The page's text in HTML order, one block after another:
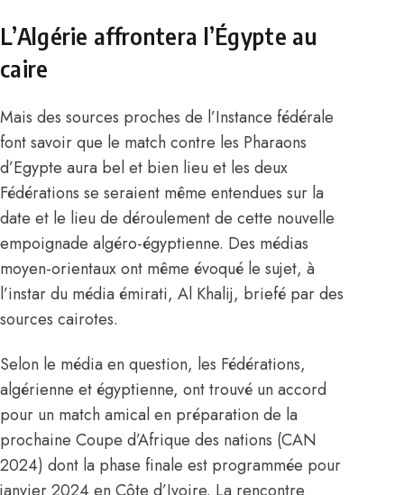
L’Algérie affrontera l’Égypte au
caire
Mais des sources proches de l’Instance fédérale
font savoir que le match contre les Pharaons
d’Egypte aura bel et bien lieu et les deux
Fédérations se seraient même entendues sur la
date et le lieu de déroulement de cette nouvelle
empoignade algéro-égyptienne. Des médias
moyen-orientaux ont même évoqué le sujet, à
l’instar du média émirati, Al Khalij, briefé par des
sources cairotes.
Selon le média en question, les Fédérations,
algérienne et égyptienne, ont trouvé un accord
pour un match amical en préparation de la
prochaine Coupe d’Afrique des nations (CAN
2024) dont la phase finale est programmée pour